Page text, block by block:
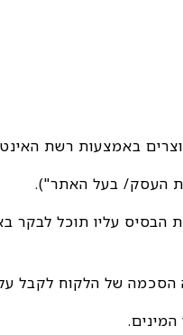
את הבסיס עליו תוכל